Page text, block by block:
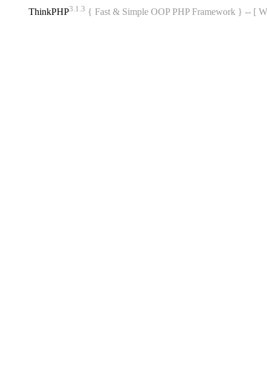
ThinkPHP3.1.3 { Fast & Simple OOP PHP Framework } -- [